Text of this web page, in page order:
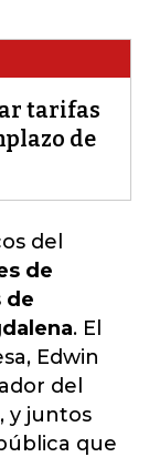
tarifas
de
del
de
de
. El
Edwin
del
y juntos
que